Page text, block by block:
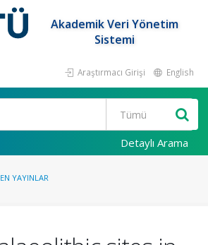
Akademik Veri Yönetim
Sistemi
Araştırmacı Girişi English
Detaylı Arama
YAYINLAR